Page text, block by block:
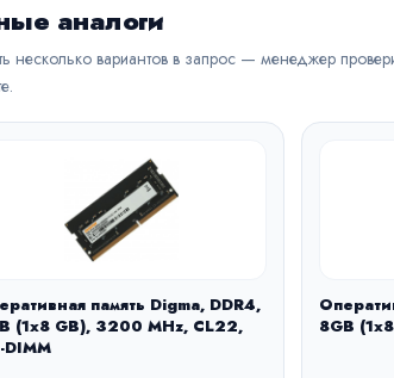
аналоги
несколько вариантов в запрос — менеджер
память Digma, DDR4,
(1x8 GB), 3200 MHz, CL22,
DIMM
8GB